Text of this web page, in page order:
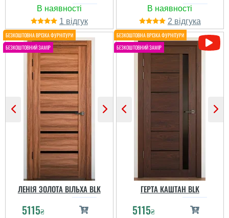
Отличные двери можно
сказать задешево.
Хорошая цена и
соотносительно
неплохое качество.
Отдельно хочу
сакцентировать на
установке -
профессионально и
качественно, сделали
очень быстро.
Рекомендую маг...
Марго
Залишилися задоволені
покупкою. Натуральний
теплий відтінок чудово
вписався в інтер’єр і
затишнішими. Якість
матеріалу на висоті:
без подряпин, фурнітура
1 2
ЛЕНІЯ ЗОЛОТА ВІЛЬХА BLK
5115₴
ГЕРТА КАШТАН BLK
5115₴